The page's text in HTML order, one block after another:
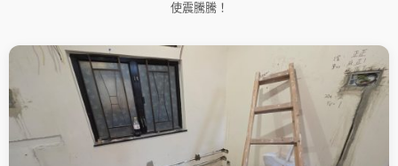
使震騰騰！